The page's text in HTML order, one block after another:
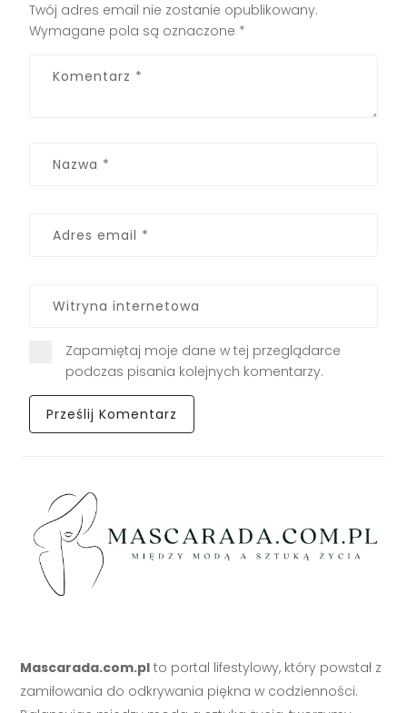
Twój adres email nie zostanie opublikowany.
Wymagane pola są oznaczone *
Zapamiętaj moje dane w tej przeglądarce
podczas pisania kolejnych komentarzy.
Mascarada.com.pl to portal lifestylowy, który powstał z
zamiłowania do odkrywania piękna w codzienności.